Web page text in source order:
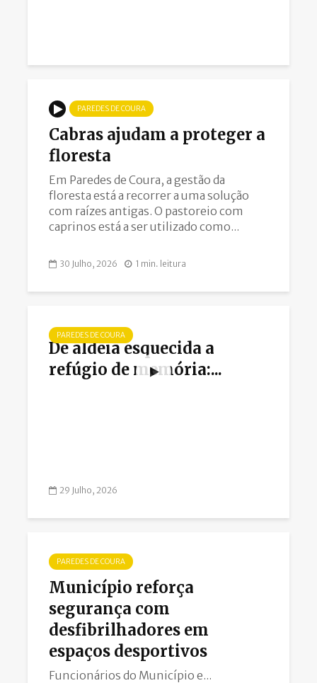
PAREDES DE COURA
Cabras ajudam a proteger a
floresta
Em Paredes de Coura, a gestão da
floresta está a recorrer a uma solução
com raízes antigas. O pastoreio com
caprinos está a ser utilizado como...
30 Julho, 2026 1 min. leitura
PAREDES DE COURA
De aldeia esquecida a
refúgio de memória:...
29 Julho, 2026
PAREDES DE COURA
Município reforça
segurança com
desfibrilhadores em
espaços desportivos
Funcionários do Município e...